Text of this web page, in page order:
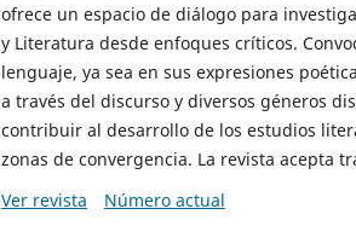
ofrece un espacio de diálogo para
y Literatura desde enfoques críticos.
lenguaje, ya sea en sus expresiones
a través del discurso y diversos géneros
contribuir al desarrollo de los estudios
zonas de convergencia. La revista acepta
Ver revista
Número actual